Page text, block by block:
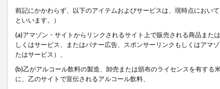
前記にかかわらず、以下のアイテムおよびサービスは、現時点におい
といいます。）
(a)アマゾン・サイトからリンクされるサイト上で販売される商品ま
しくはサービス、またはバナー広告、スポンサーリンクもしくはアマ
たはサービス）、
(b)乙がアルコール飲料の製造、卸売または頒布のライセンスを有す
に、乙のサイトで宣伝されるアルコール飲料、